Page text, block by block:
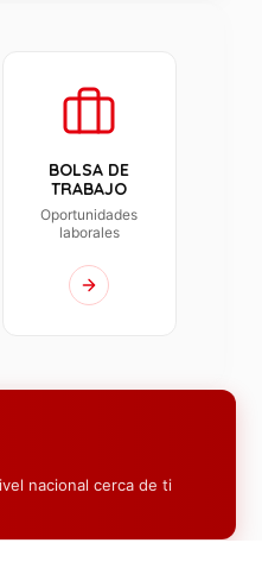
BOLSA DE
TRABAJO
Oportunidades
laborales
nacional cerca de ti